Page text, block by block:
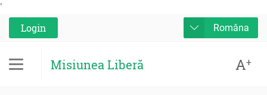
'
Login
Româna
Misiunea Liberă A+